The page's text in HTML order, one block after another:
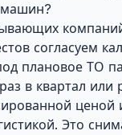
машин?
согласуем
плановое ТО
в квартал или
ценой
Это